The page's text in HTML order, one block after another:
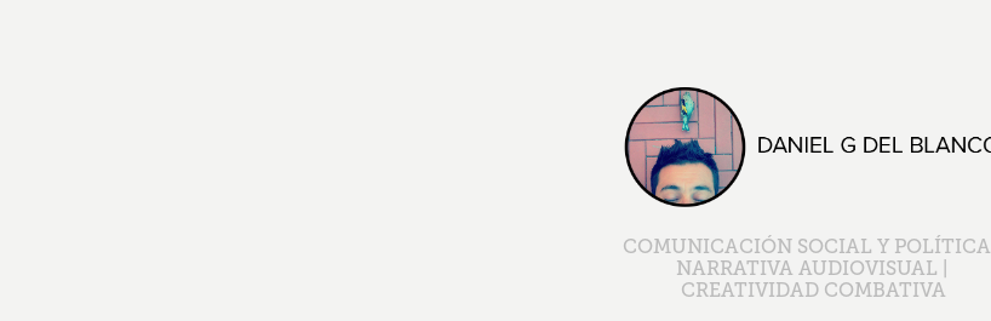
COMUNICACIÓN SOCIAL Y POLÍTICA |
NARRATIVA AUDIOVISUAL |
CREATIVIDAD COMBATIVA